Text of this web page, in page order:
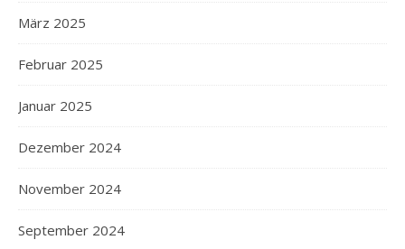
März 2025
Februar 2025
Januar 2025
Dezember 2024
November 2024
September 2024